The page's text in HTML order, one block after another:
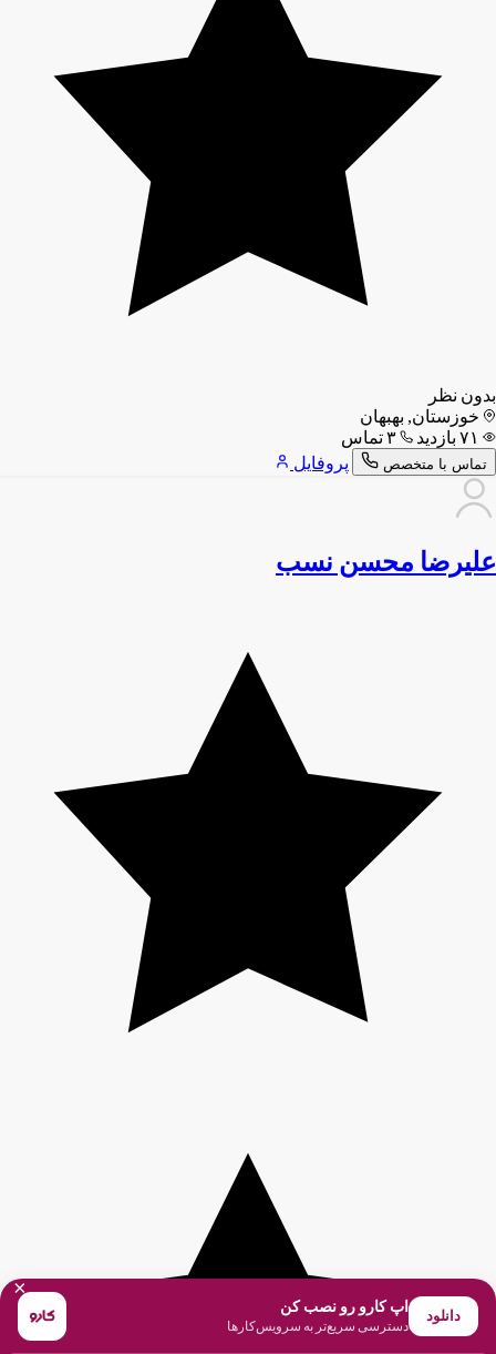
بدون نظر
خوزستان, بهبهان
تماس با متخصص پروفایل
علیرضا محسن نسب
×
دانلود
اپ کارو رو نصب کن
دسترسی سریع‌تر به سرویس‌کارها